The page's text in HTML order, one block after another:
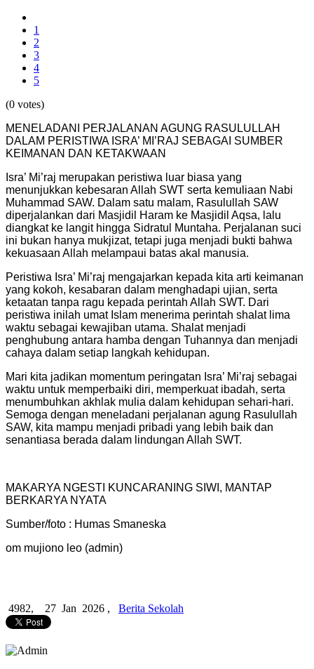
1
2
3
4
5
(0 votes)
MENELADANI PERJALANAN AGUNG RASULULLAH
DALAM PERISTIWA ISRA’ MI’RAJ SEBAGAI SUMBER
KEIMANAN DAN KETAKWAAN
Isra’ Mi’raj merupakan peristiwa luar biasa yang
menunjukkan kebesaran Allah SWT serta kemuliaan Nabi
Muhammad SAW. Dalam satu malam, Rasulullah SAW
diperjalankan dari Masjidil Haram ke Masjidil Aqsa, lalu
diangkat ke langit hingga Sidratul Muntaha. Perjalanan suci
ini bukan hanya mukjizat, tetapi juga menjadi bukti bahwa
kekuasaan Allah melampaui batas akal manusia.
Peristiwa Isra’ Mi’raj mengajarkan kepada kita arti keimanan
yang kokoh, kesabaran dalam menghadapi ujian, serta
ketaatan tanpa ragu kepada perintah Allah SWT. Dari
peristiwa inilah umat Islam menerima perintah shalat lima
waktu sebagai kewajiban utama. Shalat menjadi
penghubung antara hamba dengan Tuhannya dan menjadi
cahaya dalam setiap langkah kehidupan.
Mari kita jadikan momentum peringatan Isra’ Mi’raj sebagai
waktu untuk memperbaiki diri, memperkuat ibadah, serta
menumbuhkan akhlak mulia dalam kehidupan sehari-hari.
Semoga dengan meneladani perjalanan agung Rasulullah
SAW, kita mampu menjadi pribadi yang lebih baik dan
senantiasa berada dalam lindungan Allah SWT.
MAKARYA NGESTI KUNCARANING SIWI, MANTAP
BERKARYA NYATA
Sumber/foto : Humas Smaneska
om mujiono leo (admin)
4982, 27 Jan 2026 , Berita Sekolah